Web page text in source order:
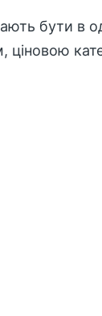
бути в